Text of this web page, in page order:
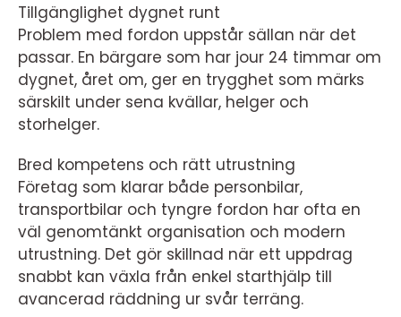
Tillgänglighet dygnet runt
Problem med fordon uppstår sällan när det
passar. En bärgare som har jour 24 timmar om
dygnet, året om, ger en trygghet som märks
särskilt under sena kvällar, helger och
storhelger.
Bred kompetens och rätt utrustning
Företag som klarar både personbilar,
transportbilar och tyngre fordon har ofta en
väl genomtänkt organisation och modern
utrustning. Det gör skillnad när ett uppdrag
snabbt kan växla från enkel starthjälp till
avancerad räddning ur svår terräng.